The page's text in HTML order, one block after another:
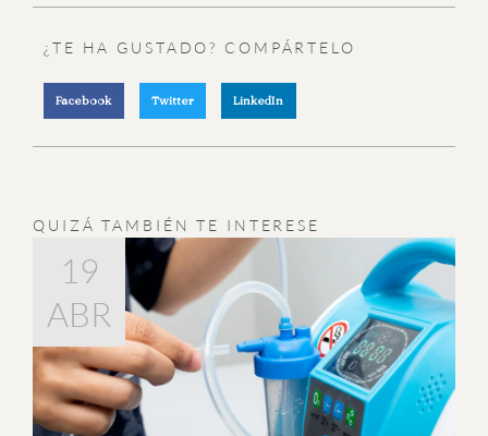
¿TE HA GUSTADO? COMPÁRTELO
Facebook Twitter LinkedIn
QUIZÁ TAMBIÉN TE INTERESE
22
SEP
07
JUL
19
ABR